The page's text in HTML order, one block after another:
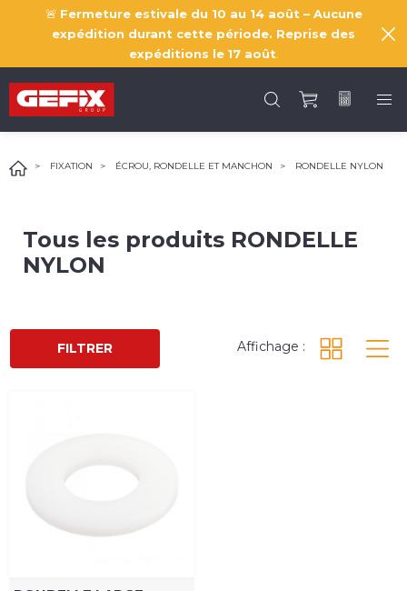
🚨 Fermeture estivale du 10 au 14 août – Aucune
expédition durant cette période. Reprise des
expéditions le 17 août
FIXATION ÉCROU, RONDELLE ET MANCHON RONDELLE NYLON
Tous les produits RONDELLE
NYLON
FILTRER Affichage :